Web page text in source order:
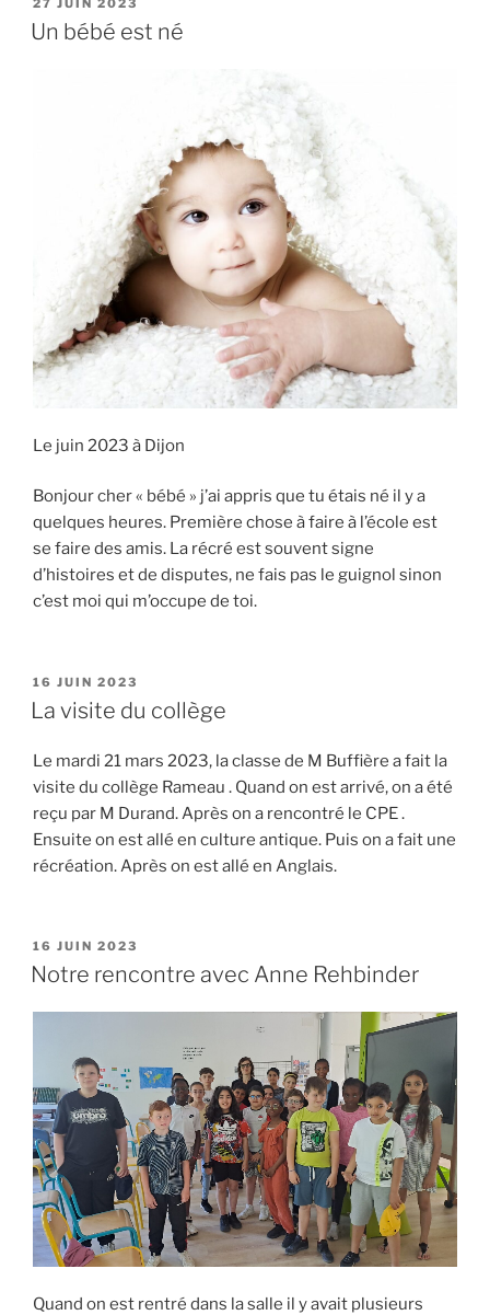
LE
27 JUIN 2023
Un bébé est né
Le juin 2023 à Dijon
Bonjour cher « bébé » j’ai appris que tu étais né il y a
quelques heures. Première chose à faire à l’école est
se faire des amis. La récré est souvent signe
d’histoires et de disputes, ne fais pas le guignol sinon
c’est moi qui m’occupe de toi.
PUBLIÉ
LE
16 JUIN 2023
La visite du collège
Le mardi 21 mars 2023, la classe de M Buffière a fait la
visite du collège Rameau . Quand on est arrivé, on a été
reçu par M Durand. Après on a rencontré le CPE .
Ensuite on est allé en culture antique. Puis on a fait une
récréation. Après on est allé en Anglais.
PUBLIÉ
LE
16 JUIN 2023
Notre rencontre avec Anne Rehbinder
Quand on est rentré dans la salle il y avait plusieurs